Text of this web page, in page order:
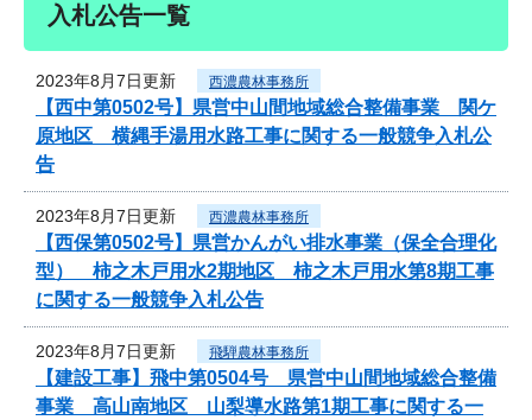
入札公告一覧
2023年8月7日更新 西濃農林事務所
【西中第0502号】県営中山間地域総合整備事業 関ケ
原地区 横縄手湯用水路工事に関する一般競争入札公
告
2023年8月7日更新 西濃農林事務所
【西保第0502号】県営かんがい排水事業（保全合理化
型） 柿之木戸用水2期地区 柿之木戸用水第8期工事
に関する一般競争入札公告
2023年8月7日更新 飛騨農林事務所
【建設工事】飛中第0504号 県営中山間地域総合整備
事業 高山南地区 山梨導水路第1期工事に関する一